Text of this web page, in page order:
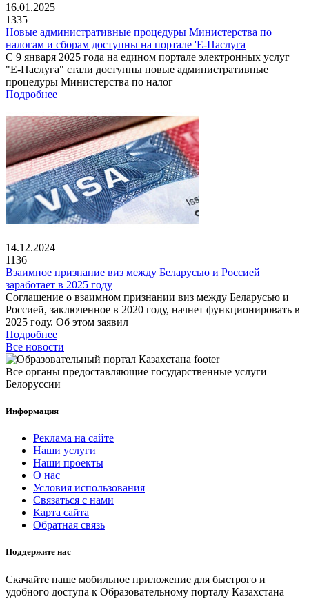
16.01.2025
1335
Новые административные процедуры Министерства по
налогам и сборам доступны на портале 'Е-Паслуга
С 9 января 2025 года на едином портале электронных услуг
"Е-Паслуга" стали доступны новые административные
процедуры Министерства по налог
Подробнее
14.12.2024
1136
Взаимное признание виз между Беларусью и Россией
заработает в 2025 году
Соглашение о взаимном признании виз между Беларусью и
Россией, заключенное в 2020 году, начнет функционировать в
2025 году. Об этом заявил
Подробнее
Все новости
Все органы предоставляющие государственные услуги
Белоруссии
Информация
Реклама на сайте
Наши услуги
Наши проекты
О нас
Условия использования
Связаться с нами
Карта сайта
Обратная связь
Поддержите нас
Скачайте наше мобильное приложение для быстрого и
удобного доступа к Образовательному порталу Казахстана